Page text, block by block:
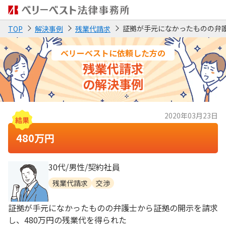
TOP 解決事例 残業代請求 証拠が手元になかったものの弁
ベリーベストに依頼した方の
残業代請求
の解決事例
2020年03月23日
480万円
30代/男性/契約社員
残業代請求 交渉
証拠が手元になかったものの弁護士から証拠の開示を請求
し、480万円の残業代を得られた